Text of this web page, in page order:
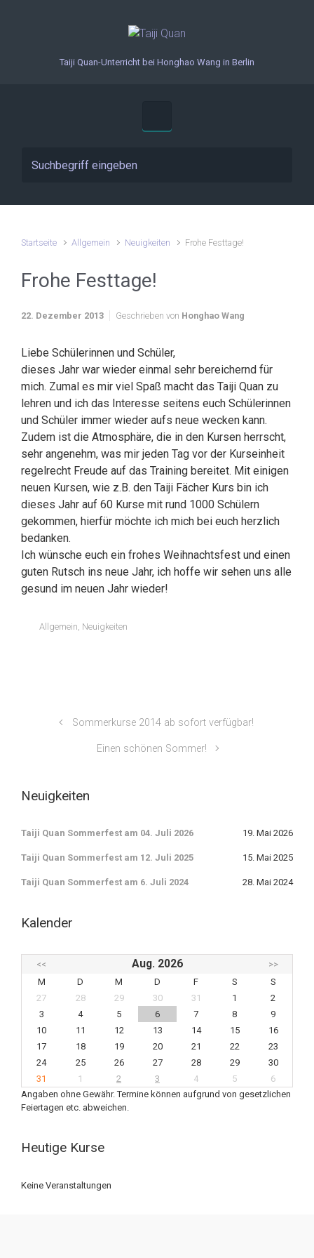
Taiji Quan-Unterricht bei Honghao Wang in Berlin
Startseite Allgemein Neuigkeiten Frohe Festtage!
Frohe Festtage!
22. Dezember 2013 Geschrieben von Honghao Wang
Liebe Schülerinnen und Schüler,
dieses Jahr war wieder einmal sehr bereichernd für
mich. Zumal es mir viel Spaß macht das Taiji Quan zu
lehren und ich das Interesse seitens euch Schülerinnen
und Schüler immer wieder aufs neue wecken kann.
Zudem ist die Atmosphäre, die in den Kursen herrscht,
sehr angenehm, was mir jeden Tag vor der Kurseinheit
regelrecht Freude auf das Training bereitet. Mit einigen
neuen Kursen, wie z.B. den Taiji Fächer Kurs bin ich
dieses Jahr auf 60 Kurse mit rund 1000 Schülern
gekommen, hierfür möchte ich mich bei euch herzlich
bedanken.
Ich wünsche euch ein frohes Weihnachtsfest und einen
guten Rutsch ins neue Jahr, ich hoffe wir sehen uns alle
gesund im neuen Jahr wieder!
Allgemein, Neuigkeiten
Sommerkurse 2014 ab sofort verfügbar!
Einen schönen Sommer!
Neuigkeiten
Taiji Quan Sommerfest am 04. Juli 2026 19. Mai 2026
Taiji Quan Sommerfest am 12. Juli 2025 15. Mai 2025
Taiji Quan Sommerfest am 6. Juli 2024 28. Mai 2024
Kalender
<< Aug. 2026
>>
M
D M D F S
S
27
28 29 30 31 1
2
3
4 5 6 7 8
9
10
11 12 13 14 15
16
17
18 19 20 21 22
23
24
25 26 27 28 29
30
31
1 2 3 4 5
6
Angaben ohne Gewähr. Termine können aufgrund von gesetzlichen
Feiertagen etc. abweichen.
Heutige Kurse
Keine Veranstaltungen